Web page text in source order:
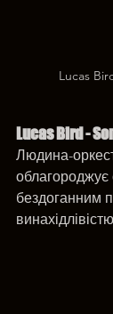
Lucas
Lucas Bird -
Людина-
бездоганним